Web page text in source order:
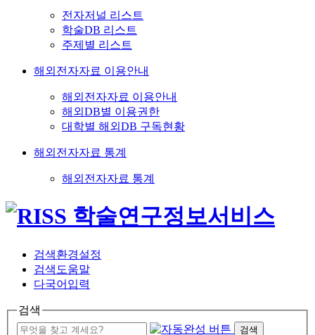
전자저널 리스트
학술DB 리스트
주제별 리스트
해외전자자료 이용안내
해외전자자료 이용안내
해외DB별 이용권한
대학별 해외DB 구독현황
해외전자자료 통계
해외전자자료 통계
검색환경설정
검색도움말
다국어입력
검색
검색